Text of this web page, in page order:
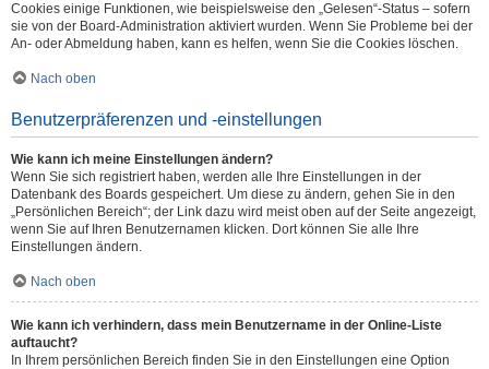
Cookies einige Funktionen, wie beispielsweise den „Gelesen“-Status – sofern
sie von der Board-Administration aktiviert wurden. Wenn Sie Probleme bei der
An- oder Abmeldung haben, kann es helfen, wenn Sie die Cookies löschen.
Nach oben
Benutzerpräferenzen und -einstellungen
Wie kann ich meine Einstellungen ändern?
Wenn Sie sich registriert haben, werden alle Ihre Einstellungen in der
Datenbank des Boards gespeichert. Um diese zu ändern, gehen Sie in den
„Persönlichen Bereich“; der Link dazu wird meist oben auf der Seite angezeigt,
wenn Sie auf Ihren Benutzernamen klicken. Dort können Sie alle Ihre
Einstellungen ändern.
Nach oben
Wie kann ich verhindern, dass mein Benutzername in der Online-Liste
auftaucht?
In Ihrem persönlichen Bereich finden Sie in den Einstellungen eine Option